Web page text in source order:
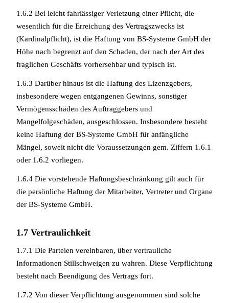
1.6.2 Bei leicht fahrlässiger Verletzung einer Pflicht, die
wesentlich für die Erreichung des Vertragszwecks ist
(Kardinalpflicht), ist die Haftung von BS-Systeme GmbH der
Höhe nach begrenzt auf den Schaden, der nach der Art des
fraglichen Geschäfts vorhersehbar und typisch ist.
1.6.3 Darüber hinaus ist die Haftung des Lizenzgebers,
insbesondere wegen entgangenen Gewinns, sonstiger
Vermögensschäden des Auftraggebers und
Mangelfolgeschäden, ausgeschlossen. Insbesondere besteht
keine Haftung der BS-Systeme GmbH für anfängliche
Mängel, soweit nicht die Voraussetzungen gem. Ziffern 1.6.1
oder 1.6.2 vorliegen.
1.6.4 Die vorstehende Haftungsbeschränkung gilt auch für
die persönliche Haftung der Mitarbeiter, Vertreter und Organe
der BS-Systeme GmbH.
1.7 Vertraulichkeit
1.7.1 Die Parteien vereinbaren, über vertrauliche
Informationen Stillschweigen zu wahren. Diese Verpflichtung
besteht nach Beendigung des Vertrags fort.
1.7.2 Von dieser Verpflichtung ausgenommen sind solche